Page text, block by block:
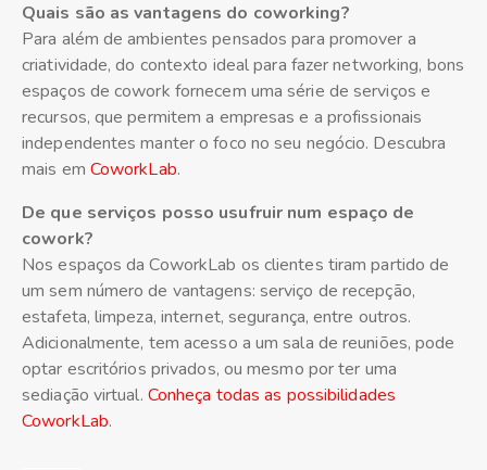
Quais são as vantagens do coworking?
Para além de ambientes pensados para promover a
criatividade, do contexto ideal para fazer networking, bons
espaços de cowork fornecem uma série de serviços e
recursos, que permitem a empresas e a profissionais
independentes manter o foco no seu negócio. Descubra
mais em CoworkLab.
De que serviços posso usufruir num espaço de
cowork?
Nos espaços da CoworkLab os clientes tiram partido de
um sem número de vantagens: serviço de recepção,
estafeta, limpeza, internet, segurança, entre outros.
Adicionalmente, tem acesso a um sala de reuniões, pode
optar escritórios privados, ou mesmo por ter uma
sediação virtual. Conheça todas as possibilidades
CoworkLab.